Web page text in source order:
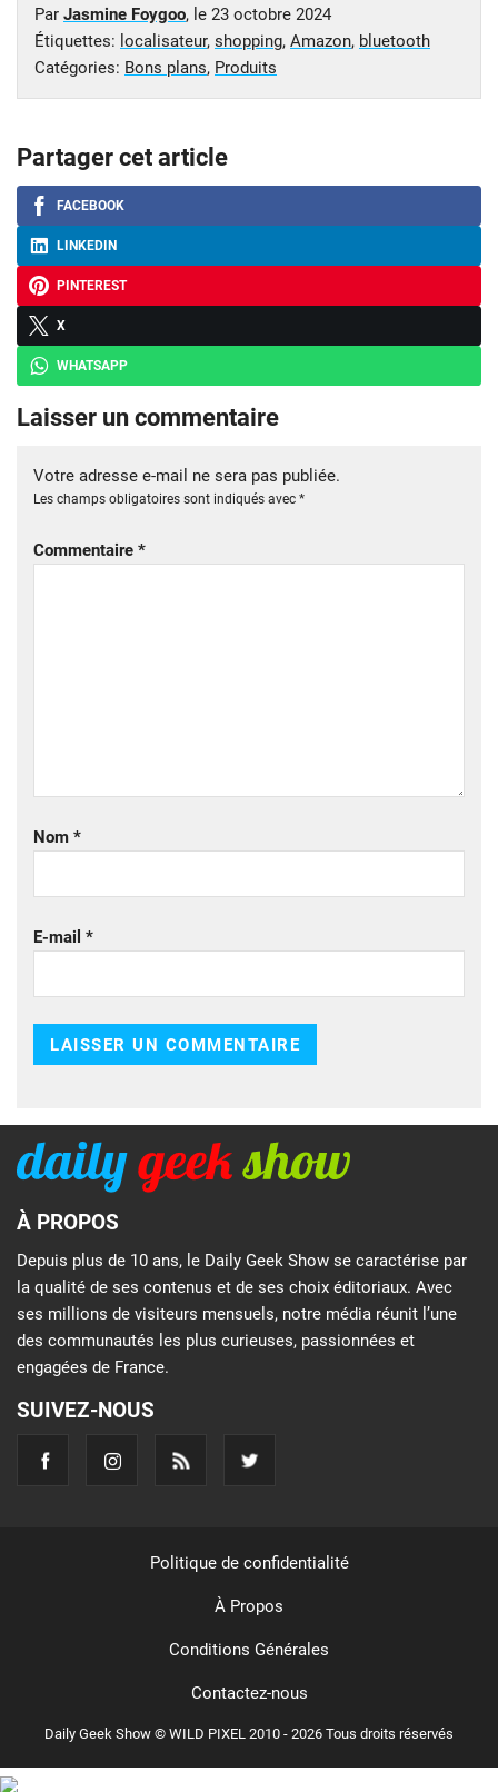
Par Jasmine Foygoo, le 23 octobre 2024
Étiquettes: localisateur, shopping, Amazon, bluetooth
Catégories: Bons plans, Produits
Partager cet article
FACEBOOK
LINKEDIN
PINTEREST
X
WHATSAPP
Laisser un commentaire
Votre adresse e-mail ne sera pas publiée.
Les champs obligatoires sont indiqués avec *
Commentaire *
Nom *
E-mail *
À PROPOS
Depuis plus de 10 ans, le Daily Geek Show se caractérise par
la qualité de ses contenus et de ses choix éditoriaux. Avec
ses millions de visiteurs mensuels, notre média réunit l’une
des communautés les plus curieuses, passionnées et
engagées de France.
SUIVEZ-NOUS
Daily Geek Show © WILD PIXEL 2010 - 2026 Tous droits réservés
Politique de confidentialité
À Propos
Conditions Générales
Contactez-nous